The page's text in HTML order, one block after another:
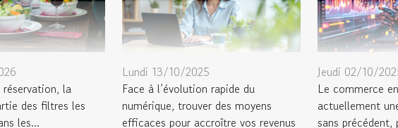
la
des filtres les
les...
Lundi 13/10/2025
Face à l’évolution rapide du
numérique, trouver des moyens
efficaces pour accroître vos revenus
Jeudi 02/10/
Le commerce
actuellement
sans précédent,